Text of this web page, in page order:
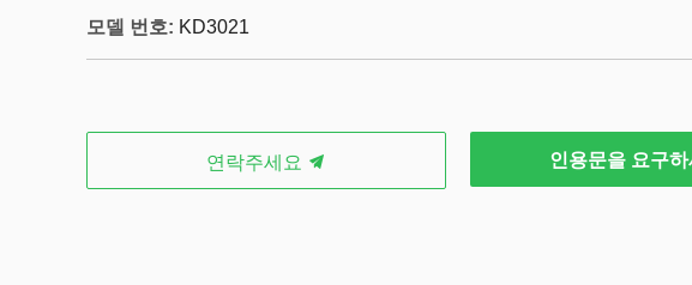
모델 번호: KD3021
연락주세요 인용문을 요구하